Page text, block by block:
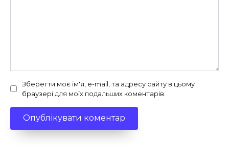
Зберегти моє ім'я, e-mail, та адресу сайту в цьому
браузері для моїх подальших коментарів.